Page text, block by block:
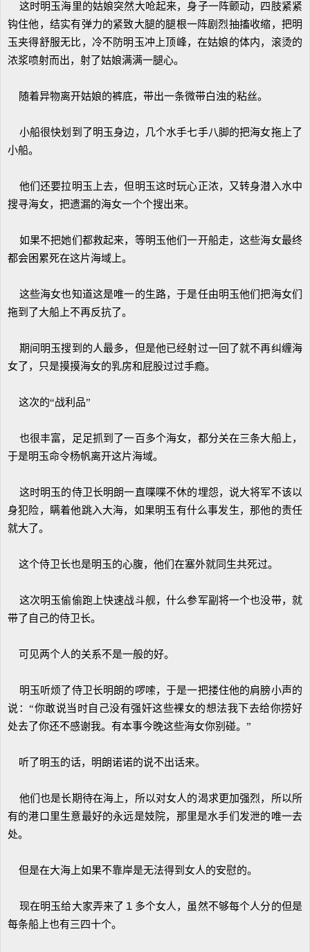
这时明玉海里的姑娘突然大呛起来，身子一阵颤动，四肢紧紧
钩住他，结实有弹力的紧致大腿的腿根一阵剧烈抽搐收缩，把明
玉夹得舒服无比，冷不防明玉冲上顶峰，在姑娘的体内，滚烫的
浓浆喷射而出，射了姑娘满满一腿心。
随着异物离开姑娘的裤底，带出一条微带白浊的粘丝。
小船很快划到了明玉身边，几个水手七手八脚的把海女拖上了
小船。
他们还要拉明玉上去，但明玉这时玩心正浓，又转身潜入水中
搜寻海女，把遗漏的海女一个个搜出来。
如果不把她们都救起来，等明玉他们一开船走，这些海女最终
都会困累死在这片海域上。
这些海女也知道这是唯一的生路，于是任由明玉他们把海女们
拖到了大船上不再反抗了。
期间明玉搜到的人最多，但是他已经射过一回了就不再纠缠海
女了，只是摸摸海女的乳房和屁股过过手瘾。
这次的“战利品”
也很丰富，足足抓到了一百多个海女，都分关在三条大船上，
于是明玉命令杨帆离开这片海域。
这时明玉的侍卫长明朗一直喋喋不休的埋怨，说大将军不该以
身犯险，瞒着他跳入大海，如果明玉有什么事发生，那他的责任
就大了。
这个侍卫长也是明玉的心腹，他们在塞外就同生共死过。
这次明玉偷偷跑上快速战斗舰，什么参军副将一个也没带，就
带了自己的侍卫长。
可见两个人的关系不是一般的好。
明玉听烦了侍卫长明朗的啰嗦，于是一把搂住他的肩膀小声的
说：“你敢说当时自己没有强奸这些裸女的想法我下去给你捞好
处去了你还不感谢我。有本事今晚这些海女你别碰。”
听了明玉的话，明朗诺诺的说不出话来。
他们也是长期待在海上，所以对女人的渴求更加强烈，所以所
有的港口里生意最好的永远是妓院，那里是水手们发泄的唯一去
处。
但是在大海上如果不靠岸是无法得到女人的安慰的。
现在明玉给大家弄来了１多个女人，虽然不够每个人分的但是
每条船上也有三四十个。